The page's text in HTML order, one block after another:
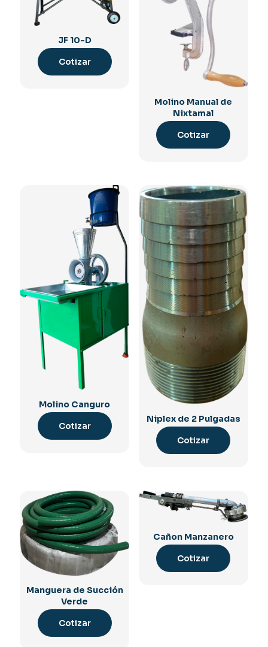
JF 10-D
Cotizar
Molino Manual de
Nixtamal
Cotizar
Molino Canguro
Cotizar
Niplex de 2 Pulgadas
Cotizar
Manguera de Succión
Verde
Cotizar
Cañon Manzanero
Cotizar